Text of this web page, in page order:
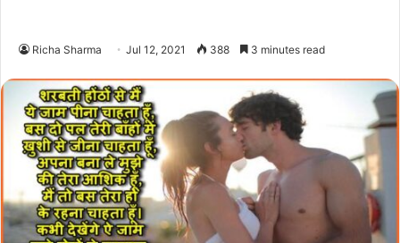
Richa Sharma Jul 12, 2021 388 3 minutes read